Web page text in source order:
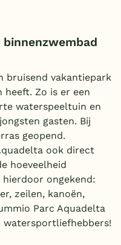
bruisend vakantiepark
heeft. Zo is er een
waterspeeltuin en
gasten. Bij
geopend.
ook direct
hoeveelheid
ongekend:
zeilen, kanoën,
Parc Aquadelta
watersportliefhebbers!